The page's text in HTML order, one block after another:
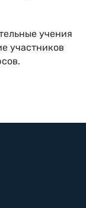
учения
участников